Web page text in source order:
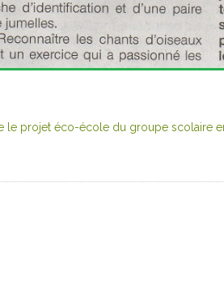
le projet éco-école du groupe scolaire